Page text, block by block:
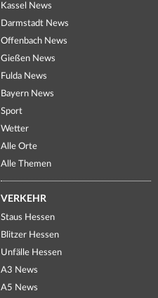
Kassel News
Darmstadt News
Offenbach News
Gießen News
Fulda News
Bayern News
Sport
Wetter
Alle Orte
Alle Themen
VERKEHR
Staus Hessen
Blitzer Hessen
Unfälle Hessen
A3 News
A5 News